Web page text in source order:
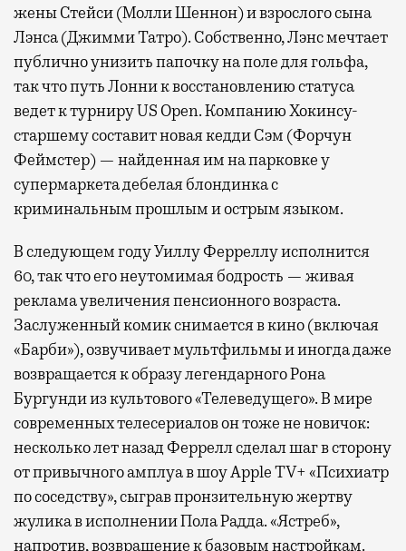
жены Стейси (Молли Шеннон) и взрослого сына
Лэнса (Джимми Татро). Собственно, Лэнс мечтает
публично унизить папочку на поле для гольфа,
так что путь Лонни к восстановлению статуса
ведет к турниру US Open. Компанию Хокинсу-
старшему составит новая кедди Сэм (Форчун
Феймстер) — найденная им на парковке у
супермаркета дебелая блондинка с
криминальным прошлым и острым языком.
В следующем году Уиллу Ферреллу исполнится
60, так что его неутомимая бодрость — живая
реклама увеличения пенсионного возраста.
Заслуженный комик снимается в кино (включая
«Барби»), озвучивает мультфильмы и иногда даже
возвращается к образу легендарного Рона
Бургунди из культового «Телеведущего». В мире
современных телесериалов он тоже не новичок:
несколько лет назад Феррелл сделал шаг в сторону
от привычного амплуа в шоу Apple TV+ «Психиатр
по соседству», сыграв пронзительную жертву
жулика в исполнении Пола Радда. «Ястреб»,
напротив, возвращение к базовым настройкам.